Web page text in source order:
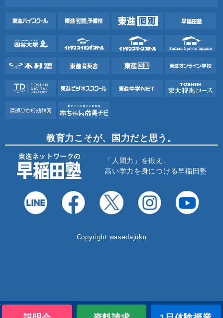
教育力こそが、国力だと思う。
「人間力」を鍛え、
高い学力を身につける早稲田塾
Copyright wasedajuku